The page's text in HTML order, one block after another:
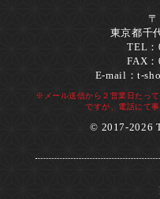
東京都千
TEL：
FAX
E-mail：t-
※メール送信から２営業日たっ
ですが、電話にて
© 2017-2026